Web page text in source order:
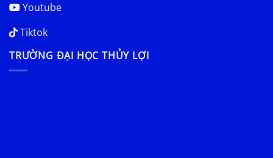
Youtube
Tiktok
TRƯỜNG ĐẠI HỌC THỦY LỢI